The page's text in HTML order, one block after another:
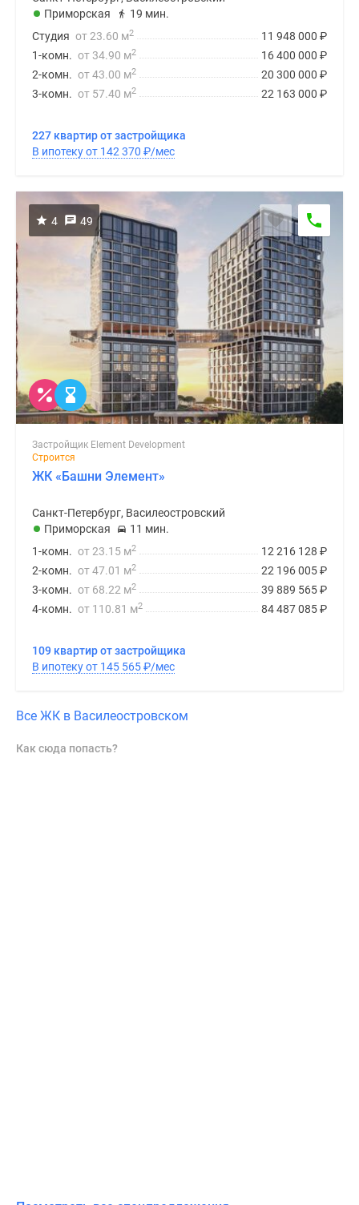
Приморская
19 мин.
11 948 000 ₽
Студия от 23.60 м2
16 400 000 ₽
1-комн. от 34.90 м2
20 300 000 ₽
2-комн. от 43.00 м2
22 163 000 ₽
3-комн. от 57.40 м2
227 квартир от застройщика
В ипотеку от 142 370 ₽/мес
4 49
Застройщик Element Development
Строится
ЖК «Башни Элемент»
Санкт-Петербург, Василеостровский
Приморская
11 мин.
12 216 128 ₽
1-комн. от 23.15 м2
22 196 005₽
2-комн. от 47.01 м2
39 889 565₽
3-комн. от 68.22 м2
84 487 085₽
4-комн. от 110.81 м2
109 квартир от застройщика
В ипотеку от 145 565₽/мес
Все ЖК в Василеостровском
Как сюда попасть?